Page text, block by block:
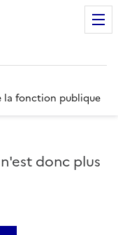
la fonction publique
donc plus